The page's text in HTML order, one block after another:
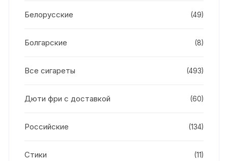
Белорусские (49)
Болгарские (8)
Все сигареты (493)
Дюти фри с доставкой (60)
Российские (134)
Стики (11)